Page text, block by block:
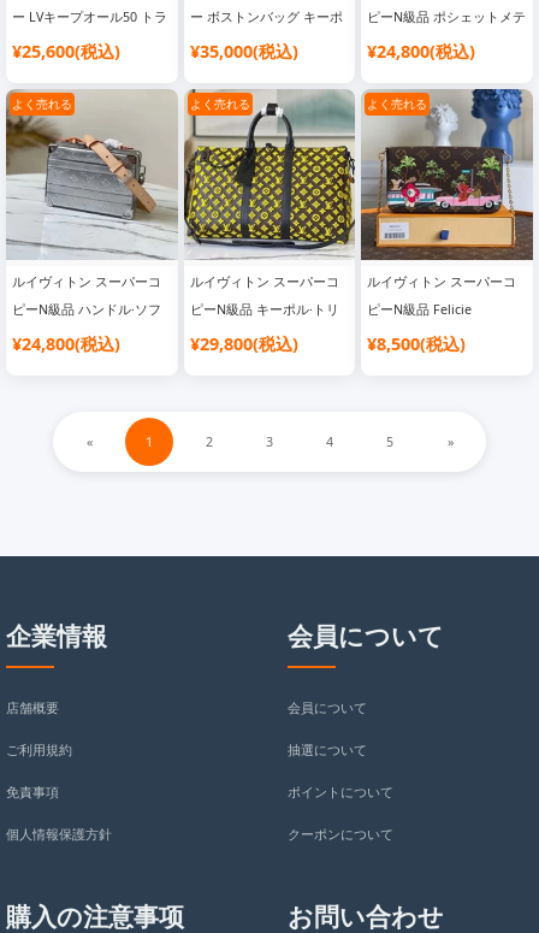
ー LVキープオール50 トラ
ベルバッグ モノグラム刺
ラベルバッグ イエロー
M55380
¥25,600(税込)
ー ボストンバッグ キーポ
ル・バンドリエール 50 ボ
¥35,000(税込)
ピーN級品 ポシェットメテ
ィス バッグ M45823
¥24,800(税込)
よく売れる
ルイヴィトン スーパーコ
ピーN級品 ハンドル·ソフ
トトランクバッグ M45885
¥24,800(税込)
よく売れる
ルイヴィトン スーパーコ
ピーN級品 キーポル·トリ
アングル 50 バッグ
¥29,800(税込)
よく売れる
ルイヴィトン スーパーコ
ピーN級品 Felicie
Pochetteバッグ M80859
¥8,500(税込)
« 1 2 3 4 5 »
企業情報
店舗概要
ご利用規約
免責事項
個人情報保護方針
会員について
会員について
抽選について
ポイントについて
クーポンについて
購入の注意事项 お問い合わせ